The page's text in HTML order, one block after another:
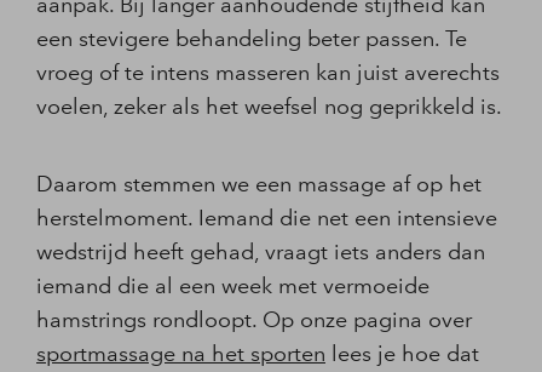
een stevigere behandeling beter passen. Te
vroeg of te intens masseren kan juist averechts
voelen, zeker als het weefsel nog geprikkeld is.
Daarom stemmen we een massage af op het
herstelmoment. Iemand die net een intensieve
wedstrijd heeft gehad, vraagt iets anders dan
iemand die al een week met vermoeide
hamstrings rondloopt. Op onze pagina over
sportmassage na het sporten lees je hoe dat